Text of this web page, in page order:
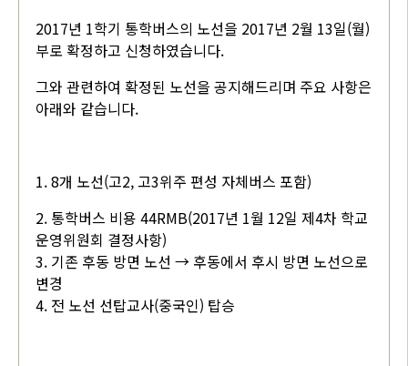
2017년 1학기 통학버스의 노선을 2017년 2월 13일(월)
부로 확정하고 신청하였습니다.
그와 관련하여 확정된 노선을 공지해드리며 주요 사항은
아래와 같습니다.
1. 8개 노선(고2, 고3위주 편성 자체버스 포함)
2. 통학버스 비용 44RMB(2017년 1월 12일 제4차 학교
운영위원회 결정사항)
3. 기존 후동 방면 노선 → 후동에서 후시 방면 노선으로
변경
4. 전 노선 선탑교사(중국인) 탑승